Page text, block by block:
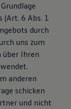
(Art. 6 Abs. 1
durch
uns zum
über Ihren
anderen
schicken
und nicht